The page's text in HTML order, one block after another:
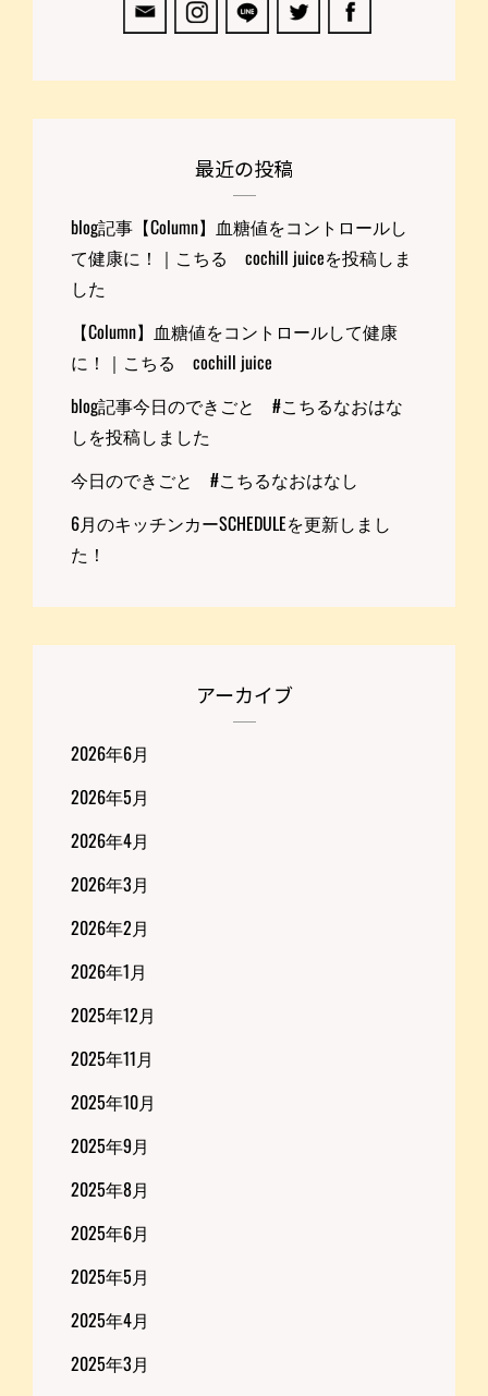
最近の投稿
blog記事【Column】血糖値をコントロールし
て健康に！｜こちる cochill juiceを投稿しま
した
【Column】血糖値をコントロールして健康
に！｜こちる cochill juice
blog記事今日のできごと #こちるなおはな
しを投稿しました
今日のできごと #こちるなおはなし
6月のキッチンカーSCHEDULEを更新しまし
た！
アーカイブ
2026年6月
2026年5月
2026年4月
2026年3月
2026年2月
2026年1月
2025年12月
2025年11月
2025年10月
2025年9月
2025年8月
2025年6月
2025年5月
2025年4月
2025年3月